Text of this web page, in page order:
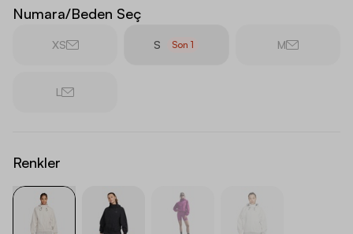
Numara/Beden Seç
XS S Son1 M
L
Renkler